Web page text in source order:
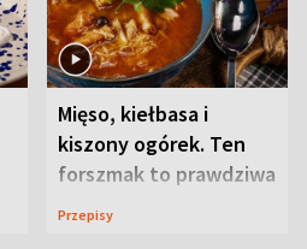
Mięso, kiełbasa i
kiszony ogórek. Ten
forszmak to prawdziwa
uczta
Przepisy